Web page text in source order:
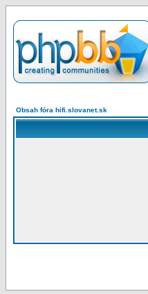
Obsah fóra hifi.slovanet.sk